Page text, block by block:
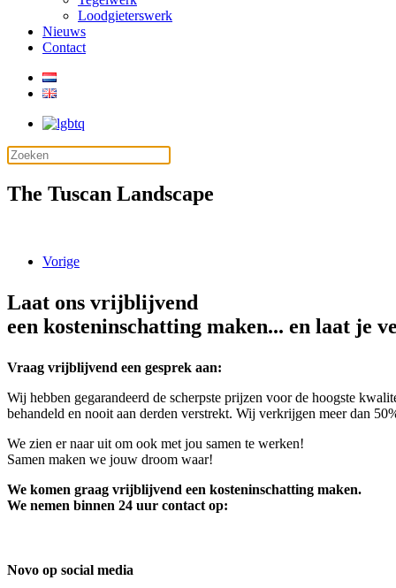
Loodgieterswerk
Nieuws
Contact
The Tuscan Landscape
Vorige
Laat ons vrijblijvend
een kosteninschatting maken... en laat je
Vraag vrijblijvend een gesprek aan:
Wij hebben gegarandeerd de scherpste prijzen voor de hoogste
behandeld en nooit aan derden verstrekt. Wij verkrijgen meer dan
We zien er naar uit om ook met jou samen te werken!
Samen maken we jouw droom waar!
We komen graag vrijblijvend een kosteninschatting maken.
We nemen binnen 24 uur contact op:
Novo op social media